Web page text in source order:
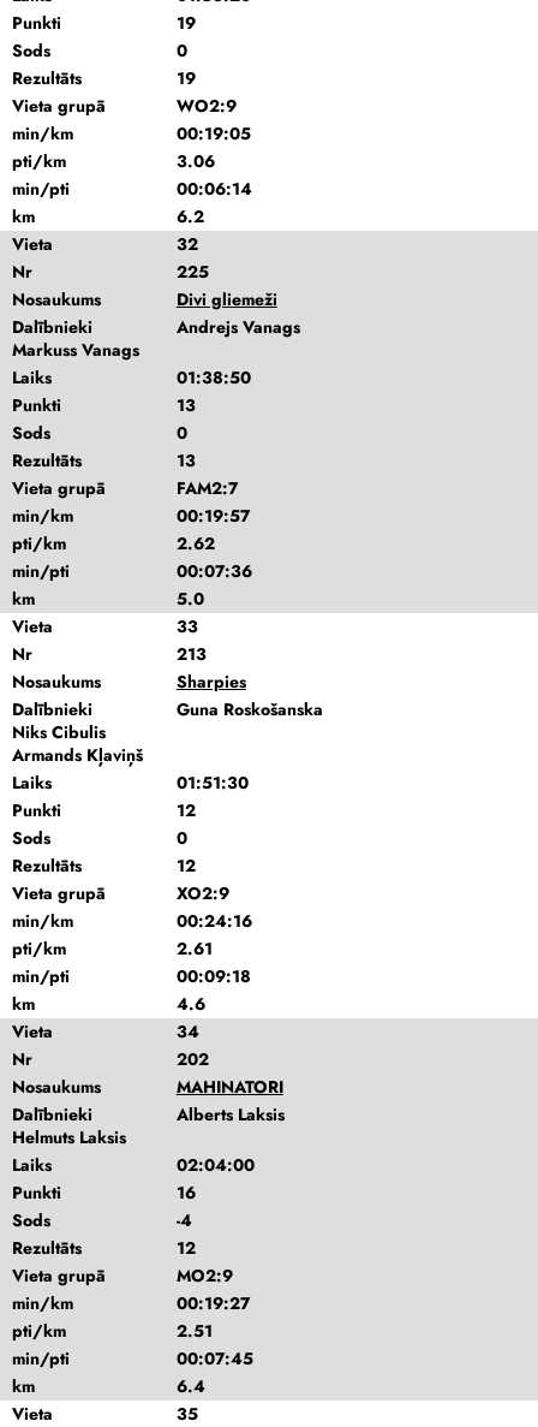
Punkti
19
Sods
0
Rezultāts
19
Vieta grupā
WO2:9
min/km
00:19:05
pti/km
3.06
min/pti
00:06:14
km
6.2
Vieta
32
Nr
225
Nosaukums
Divi gliemeži
Dalībnieki
Andrejs Vanags
Markuss Vanags
Laiks
01:38:50
Punkti
13
Sods
0
Rezultāts
13
Vieta grupā
FAM2:7
min/km
00:19:57
pti/km
2.62
min/pti
00:07:36
km
5.0
Vieta
33
Nr
213
Nosaukums
Sharpies
Dalībnieki
Guna Roskošanska
Niks Cibulis
Armands Kļaviņš
Laiks
01:51:30
Punkti
12
Sods
0
Rezultāts
12
Vieta grupā
XO2:9
min/km
00:24:16
pti/km
2.61
min/pti
00:09:18
km
4.6
Vieta
34
Nr
202
Nosaukums
MAHINATORI
Dalībnieki
Alberts Laksis
Helmuts Laksis
Laiks
02:04:00
Punkti
16
Sods
-4
Rezultāts
12
Vieta grupā
MO2:9
min/km
00:19:27
pti/km
2.51
min/pti
00:07:45
km
6.4
Vieta
35